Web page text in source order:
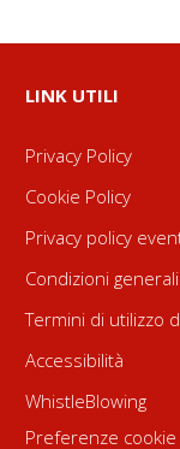
LINK UTILI
Privacy Policy
Cookie Policy
Privacy policy
Condizioni
Termini di utilizzo
Accessibilità
WhistleBlowing
Preferenze cookie